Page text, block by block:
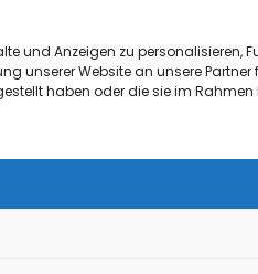
und Anzeigen zu
unserer Website an unsere
haben oder die sie im